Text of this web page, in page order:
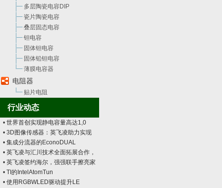
多层陶瓷电容DIP
瓷片陶瓷电容
叠层固态电容
钽电容
固体钽电容
固体铅钽电容
薄膜电容器
电阻器
贴片电阻
行业动态
• 世界首创实现静电容量高达1,0
• 3D图像传感器：英飞凌助力实现
• 集成分流器的EconoDUAL
• 英飞凌与汇川技术全面拓展合作，
• 英飞凌签约海尔，强强联手擦亮家
• TI的IntelAtomTun
• 使用RGBWLED驱动提升LE